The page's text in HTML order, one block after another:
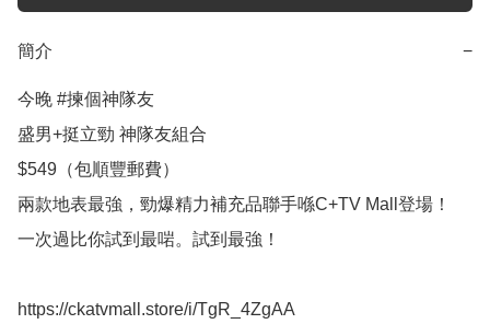
簡介 −
今晚 #揀個神隊友
盛男+挺立勁 神隊友組合
$549（包順豐郵費）
兩款地表最強，勁爆精力補充品聯手喺C+TV Mall登場！
一次過比你試到最啱。試到最強！
https://ckatvmall.store/i/TgR_4ZgAA